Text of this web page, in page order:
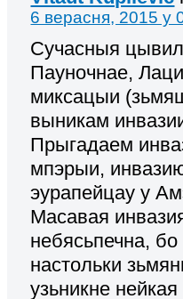
6 верасня, 2015 у
Cучасныя
Пауночнае,
миксацыи
выникам
Прыгадаем
мпэрыи,
эурапейцау у
Масавая
небясьпечна,
настольки
узьникне